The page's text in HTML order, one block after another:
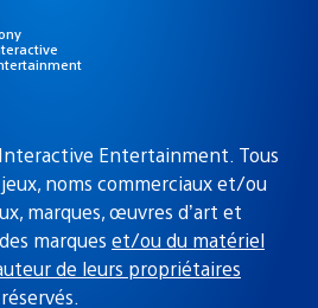
Entertainment. Tous
noms commerciaux et/ou
marques, œuvres d’art et
marques et/ou du matériel
de leurs propriétaires